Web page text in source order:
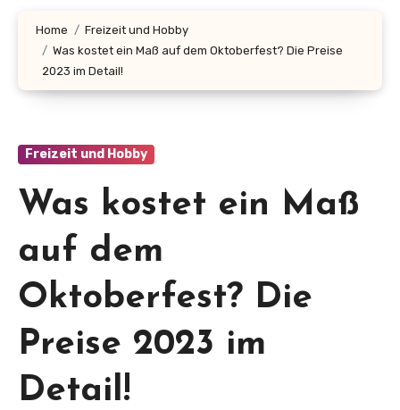
Home
Freizeit und Hobby
Was kostet ein Maß auf dem Oktoberfest? Die Preise
2023 im Detail!
Freizeit und Hobby
Was kostet ein Maß
auf dem
Oktoberfest? Die
Preise 2023 im
Detail!